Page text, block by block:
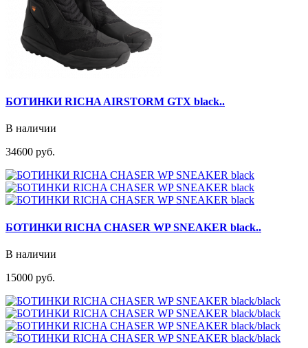
БОТИНКИ RICHA AIRSTORM GTX black..
В наличии
34600 руб.
БОТИНКИ RICHA CHASER WP SNEAKER black..
В наличии
15000 руб.